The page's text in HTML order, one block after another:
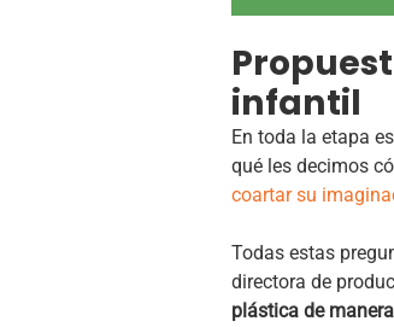
infantil
En toda la etapa
qué les decimos
coartar su
Todas estas
directora de
plástica de